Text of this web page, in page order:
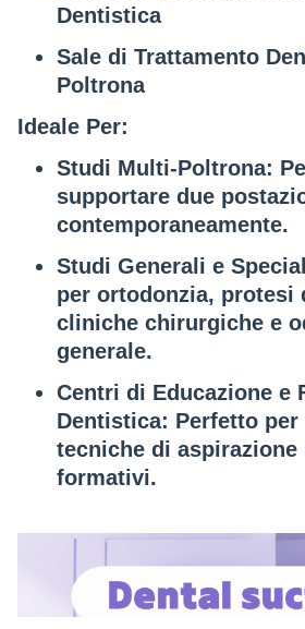
Dentistica
Sale di Trattamento
Poltrona
Ideale Per:
Studi Multi-Poltrona:
supportare due
contemporaneamente.
Studi Generali e
per ortodonzia, protesi
cliniche chirurgiche e
generale.
Centri di Educazione e
Dentistica: Perfetto
tecniche di
formativi.